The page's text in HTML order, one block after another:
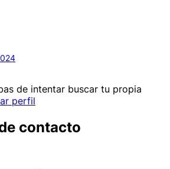
de intentar buscar tu propia
perfil
contacto